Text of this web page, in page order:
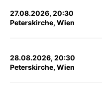
27.08.2026, 20:30
Peterskirche, Wien
28.08.2026, 20:30
Peterskirche, Wien